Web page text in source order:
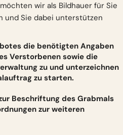
wir als Bildhauer für Sie
und Sie dabei unterstützen
die benötigten Angaben
Verstorbenen sowie die
zu und unterzeichnen
zu starten.
Beschriftung des Grabmals
zur weiteren